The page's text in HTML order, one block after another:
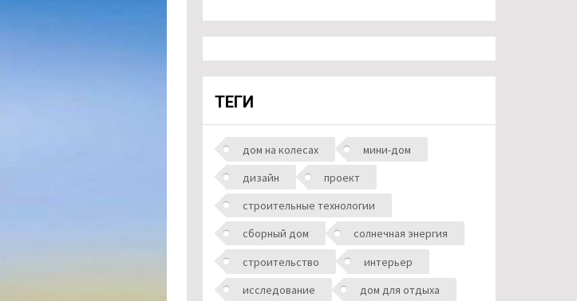
ТЕГИ
дом на колесах
мини-дом
дизайн
проект
строительные технологии
сборный дом
солнечная энергия
строительство
интерьер
исследование
дом для отдыха